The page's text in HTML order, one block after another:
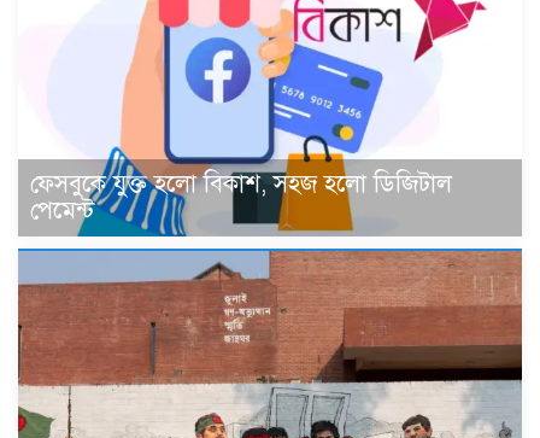
ফেসবুকে যুক্ত হলো বিকাশ, সহজ হলো ডিজিটাল
পেমেন্ট